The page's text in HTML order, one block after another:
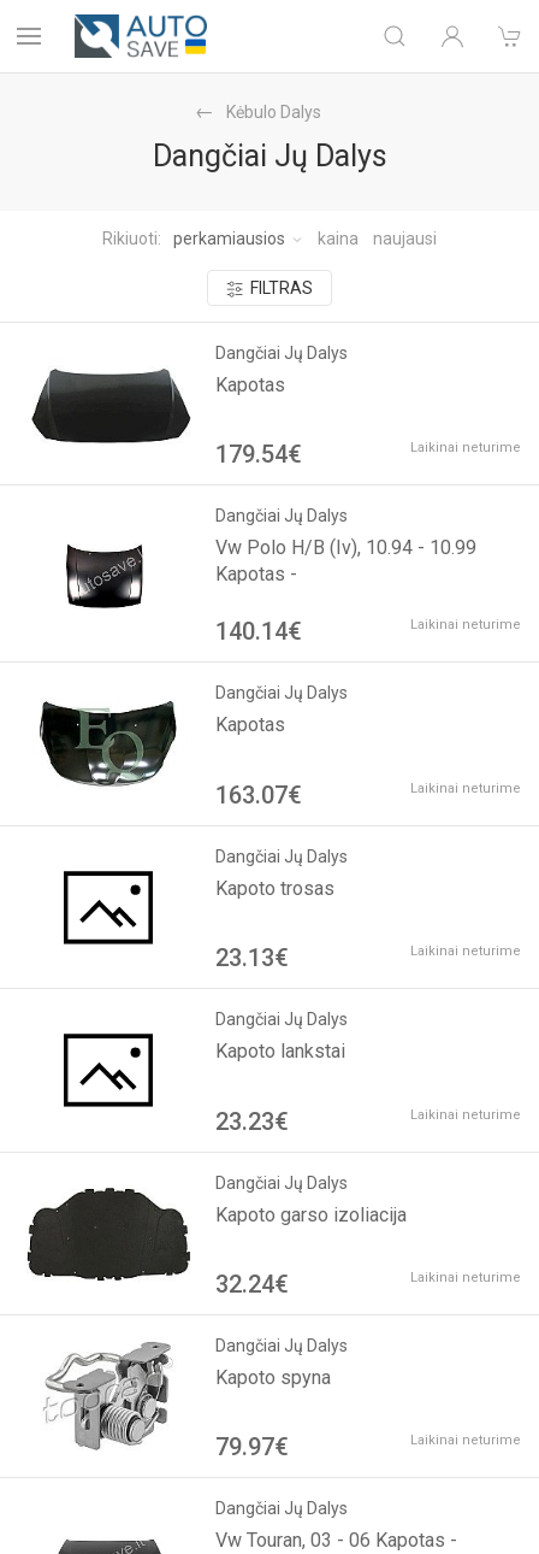
Kėbulo Dalys
Dangčiai Jų Dalys
Rikiuoti: perkamiausios kaina naujausi
FILTRAS
Dangčiai Jų Dalys
Kapotas
179.54€ Laikinai neturime
Dangčiai Jų Dalys
Vw Polo H/B (Iv), 10.94 - 10.99
Kapotas -
140.14€ Laikinai neturime
Dangčiai Jų Dalys
Kapotas
163.07€ Laikinai neturime
Dangčiai Jų Dalys
Kapoto trosas
23.13€ Laikinai neturime
Dangčiai Jų Dalys
Kapoto lankstai
23.23€ Laikinai neturime
Dangčiai Jų Dalys
Kapoto garso izoliacija
32.24€ Laikinai neturime
Dangčiai Jų Dalys
Kapoto spyna
79.97€ Laikinai neturime
Dangčiai Jų Dalys
Vw Touran, 03 - 06 Kapotas -